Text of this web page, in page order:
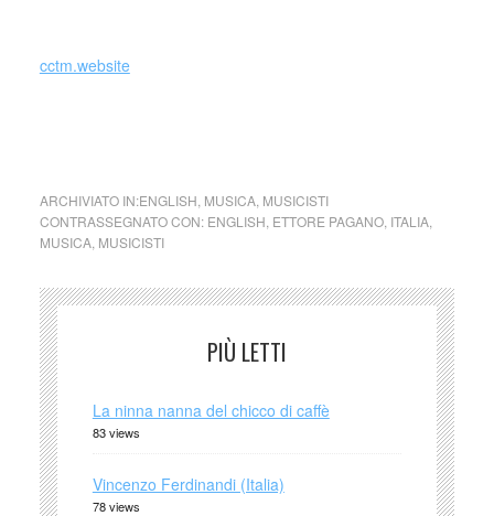
cctm.website
ARCHIVIATO IN:ENGLISH MUSICA, MUSICISTI
CONTRASSEGNATO CON: ENGLISH ETTORE PAGANO, ITALIA,
MUSICA, MUSICISTI
PIÙ LETTI
La ninna nanna del chicco di caffè
83 views
Vincenzo Ferdinandi (Italia)
78 views